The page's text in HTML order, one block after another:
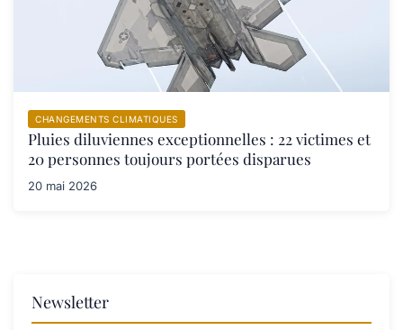
CHANGEMENTS CLIMATIQUES
Pluies diluviennes exceptionnelles : 22 victimes et
20 personnes toujours portées disparues
20 mai 2026
Newsletter